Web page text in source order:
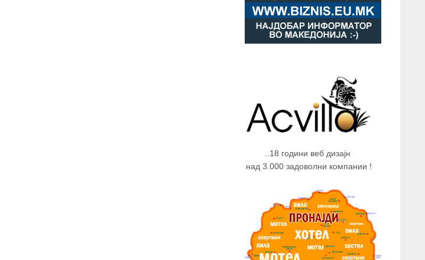
..18 години веб дизајн
над 3.000 задоволни компании !